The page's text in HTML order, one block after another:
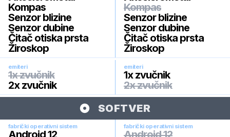
Kompas
Senzor blizine
Senzor dubine
Čitač otiska prsta
Žiroskop
Kompas
Senzor blizine
Senzor dubine
Čitač otiska prsta
Žiroskop
emiteri
1x zvučnik
2x zvučnik
emiteri
1x zvučnik
2x zvučnik
SOFTVER
fabrički operativni sistem
Android 12
fabrički operativni sistem
Android 12